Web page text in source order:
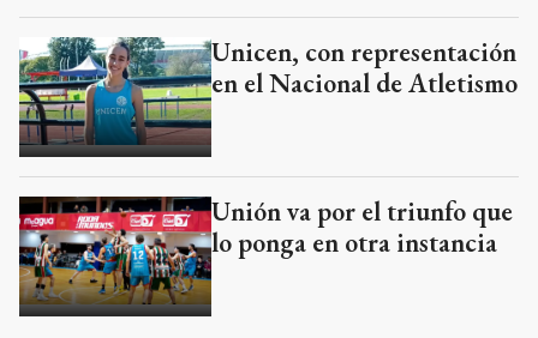
Unicen, con representación
en el Nacional de Atletismo
Unión va por el triunfo que
lo ponga en otra instancia